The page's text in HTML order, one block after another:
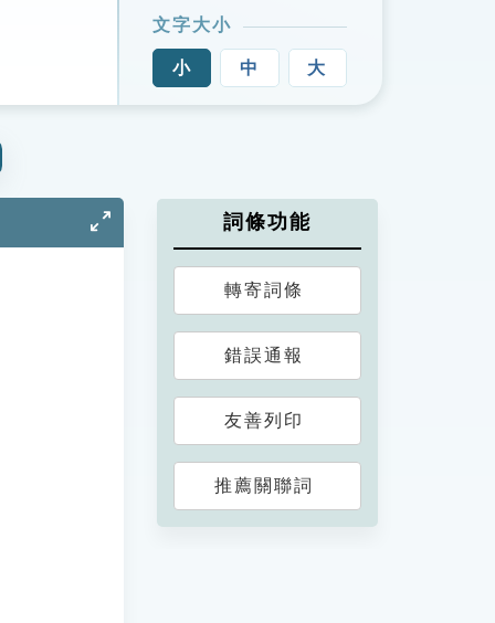
文字大小
小 中 大
詞條功能
轉寄詞條
錯誤通報
友善列印
推薦關聯詞